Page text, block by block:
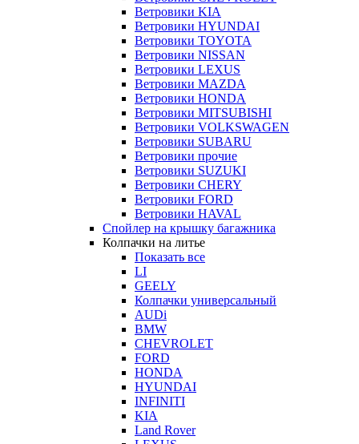
Ветровики KIA
Ветровики HYUNDAI
Ветровики TOYOTA
Ветровики NISSAN
Ветровики LEXUS
Ветровики MAZDA
Ветровики HONDA
Ветровики MITSUBISHI
Ветровики VOLKSWAGEN
Ветровики SUBARU
Ветровики прочие
Ветровики SUZUKI
Ветровики CHERY
Ветровики FORD
Ветровики HAVAL
Спойлер на крышку багажника
Колпачки на литье
Показать все
LI
GEELY
Колпачки универсальный
AUDi
BMW
CHEVROLET
FORD
HONDA
HYUNDAI
INFINITI
KIA
Land Rover